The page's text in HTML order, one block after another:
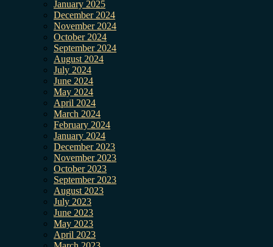
January 2025
December 2024
November 2024
October 2024
September 2024
August 2024
July 2024
June 2024
May 2024
April 2024
March 2024
February 2024
January 2024
December 2023
November 2023
October 2023
September 2023
August 2023
July 2023
June 2023
May 2023
April 2023